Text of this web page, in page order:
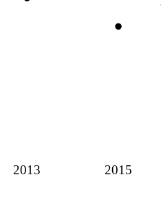
2013 2015